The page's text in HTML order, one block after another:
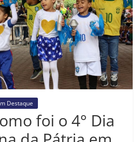
Destaque
foi o 4° Dia